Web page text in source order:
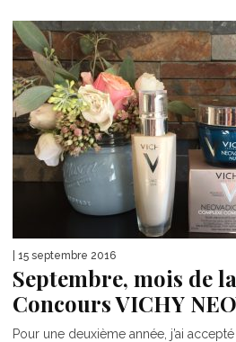
| 15 septembre 2016
Septembre, mois de
Concours VICHY
Pour une deuxième année, j’ai